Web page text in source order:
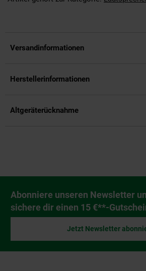
Versandinformationen
Herstellerinformationen
Altgeräterücknahme
Newsletter Anmeldung
Abonniere unseren Newsletter
sichere dir einen 15 €**-
Jetzt Newsletter